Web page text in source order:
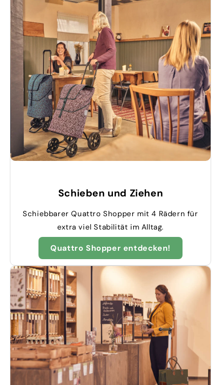
Schieben und Ziehen
Schiebbarer Quattro Shopper mit 4 Rädern für
extra viel Stabilität im Alltag.
Quattro Shopper entdecken!